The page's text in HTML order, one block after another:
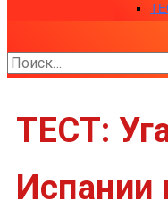
Найти:
ТЕСТ:
Испании